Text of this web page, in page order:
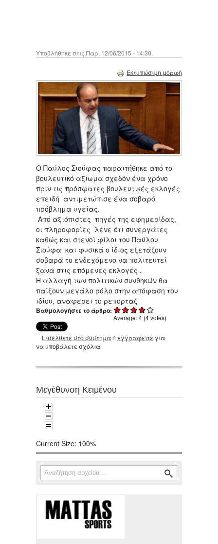
Υποβλήθηκε στις Παρ, 12/06/2015 - 14:30.
Εκτυπώσιμη μορφή
O Παύλος Σιούφας παραιτήθηκε από το
βουλευτικό αξίωμα σχεδόν ένα χρόνο
πριν τις πρόσφατες βουλευτικές εκλογές
επειδή αντιμετώπισε ένα σοβαρό
πρόβλημα υγείας.
Από αξιόπιστες πηγές της εφημερίδας,
οι πληροφορίες λένε ότι συνεργάτες
καθώς και στενοί φίλοι του Παύλου
Σιούφα και φυσικά ο ίδιος εξετάζουν
σοβαρά το ενδεχόμενο να πολιτευτεί
ξανά στις επόμενες εκλογές .
Η αλλαγή των πολιτικών συνθηκών θα
παίξουν μεγάλο ρόλο στην απόφαση του
ιδίου, αναφερει το ρεπορταζ
Βαθμολογήστε το άρθρο:
Average:4 (4votes)
Εισέλθετε στο σύστημαή εγγραφείτε για
να υποβάλετε σχόλια
Μεγέθυνση Κειμένου
Current Size: 100%
Φόρμα αναζήτησης
Αναζήτηση